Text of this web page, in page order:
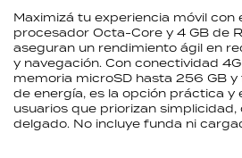
Maximizá tu experiencia móvil con
procesador Octa-Core y 4 GB de
aseguran un rendimiento ágil en
y navegación. Con conectividad
memoria microSD hasta 256 GB
de energía, es la opción práctica y
usuarios que priorizan
delgado. No incluye funda ni